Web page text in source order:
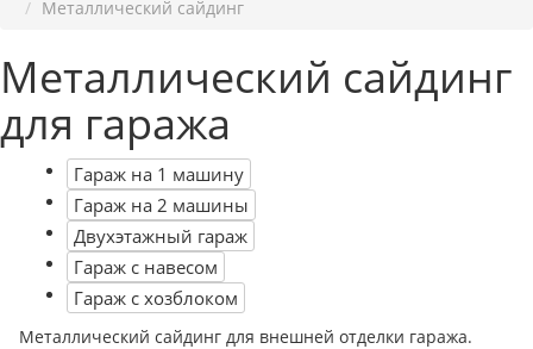
Металлический сайдинг
Металлический сайдинг
для гаража
Гараж на 1 машину
Гараж на 2 машины
Двухэтажный гараж
Гараж с навесом
Гараж с хозблоком
Металлический сайдинг для внешней отделки гаража.